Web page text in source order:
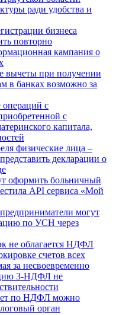
ради удобства и
бизнеса
повторно
кампания о
вычеты при получении
в банках возможно за
с
с
капитала,
физические лица –
декларации о
оформить больничный
API сервиса «Мой
могут
по УСН через
не облагается НДФЛ
счетов всех
за несвоевременно
3-НДФЛ не
по НДФЛ можно
орган